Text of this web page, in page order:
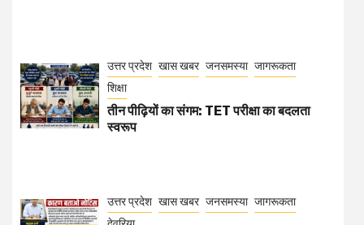
उत्तर प्रदेश खास खबर जनसमस्या जागरूकता
शिक्षा
तीन पीढ़ियों का संगम: TET परीक्षा का बदलता
स्वरूप
उत्तर प्रदेश खास खबर जनसमस्या जागरूकता